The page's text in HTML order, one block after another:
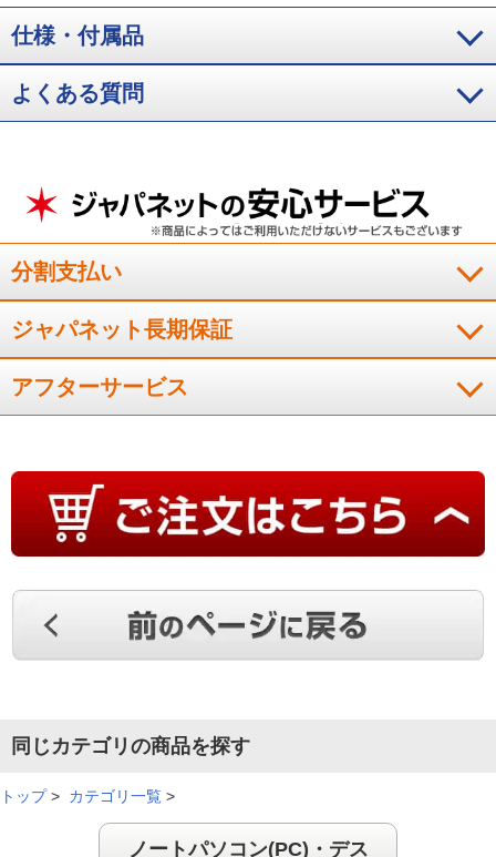
仕様・付属品
よくある質問
分割支払い
ジャパネット長期保証
アフターサービス
同じカテゴリの商品を探す
トップ> カテゴリ一覧 >
ノートパソコン(PC)・デス